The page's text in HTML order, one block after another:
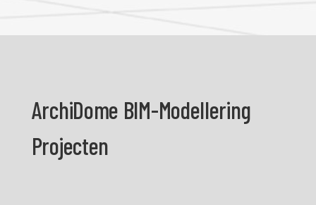
ArchiDome BIM-Modellering
Projecten